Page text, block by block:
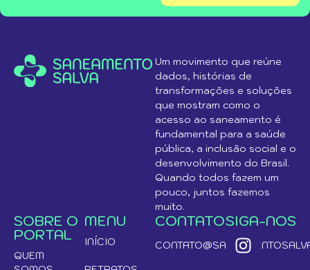
Um movimento que reúne
dados, histórias de
transformações e soluções
que mostram como o
acesso ao saneamento é
fundamental para a saúde
pública, a inclusão social e o
desenvolvimento do Brasil.
Quando todos fazem um
pouco, juntos fazemos
muito.
SOBRE O
PORTAL
QUEM
MENU
INÍCIO
CONTATOSIGA-NOS